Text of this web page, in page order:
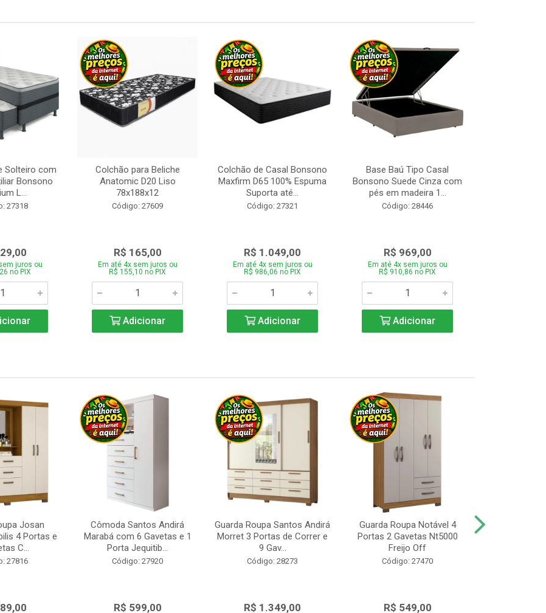
Solteiro com
Bonsono
L...
27318
juros ou
no PIX
Colchão para Beliche
Anatomic D20 Liso
78x188x12
Código: 27609
R$ 165,00
Em até 4x sem juros ou
R$ 155,10 no PIX
Adicionar
Colchão de Casal Bonsono
Maxfirm D65 100% Espuma
Suporta até...
Código: 27321
R$ 1.049,00
Em até 4x sem juros ou
R$ 986,06 no PIX
Adicionar
Base Baú Tipo Casal
Bonsono Suede Cinza com
pés em madeira 1...
Código: 28446
R$ 969,00
Em até 4x sem juros ou
R$ 910,86 no PIX
Adicionar
Josan
4 Portas e
C...
27816
Cômoda Santos Andirá
Marabá com 6 Gavetas e 1
Porta Jequitib...
Código: 27920
R$ 599,00
Guarda Roupa Santos Andirá
Morret 3 Portas de Correr e
9 Gav...
Código: 28273
R$ 1.349,00
Guarda Roupa Notável 4
Portas 2 Gavetas Nt5000
Freijo Off
Código: 27470
R$ 549,00